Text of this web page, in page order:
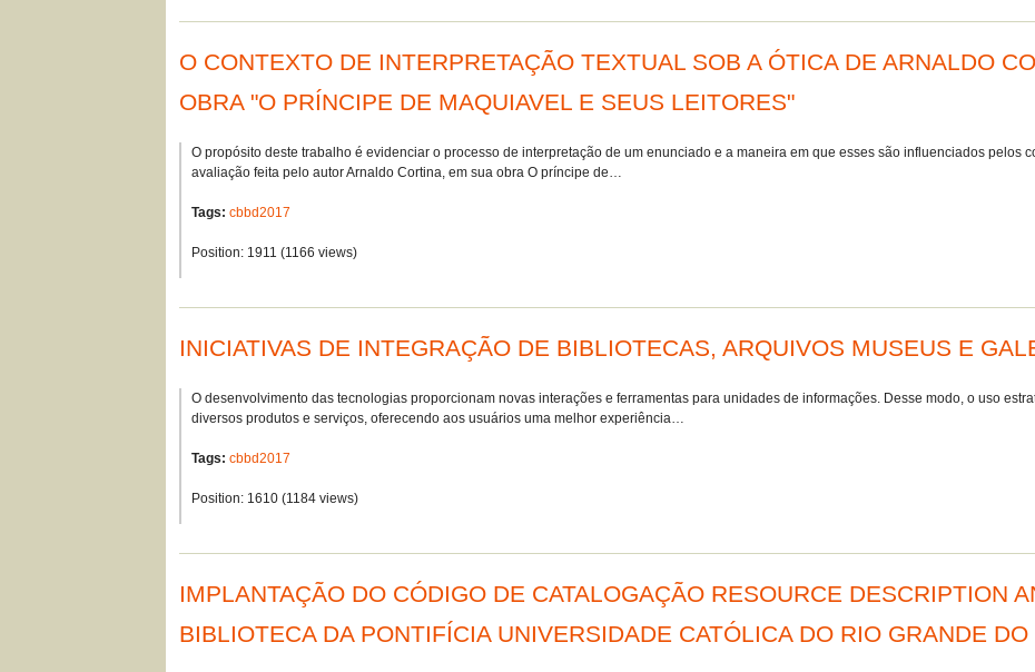
O CONTEXTO DE INTERPRETAÇÃO TEXTUAL SOB A ÓTICA DE ARNALDO
OBRA "O PRÍNCIPE DE MAQUIAVEL E SEUS LEITORES"
O propósito deste trabalho é evidenciar o processo de interpretação de um enunciado e a maneira em que esses são influenciados pelos
avaliação feita pelo autor Arnaldo Cortina, em sua obra O príncipe de…
Tags: cbbd2017
Position: 1911 (1166 views)
INICIATIVAS DE INTEGRAÇÃO DE BIBLIOTECAS, ARQUIVOS MUSEUS E
O desenvolvimento das tecnologias proporcionam novas interações e ferramentas para unidades de informações. Desse modo, o uso
diversos produtos e serviços, oferecendo aos usuários uma melhor experiência…
Tags: cbbd2017
Position: 1610 (1184 views)
IMPLANTAÇÃO DO CÓDIGO DE CATALOGAÇÃO RESOURCE DESCRIPTION
BIBLIOTECA DA PONTIFÍCIA UNIVERSIDADE CATÓLICA DO RIO GRANDE